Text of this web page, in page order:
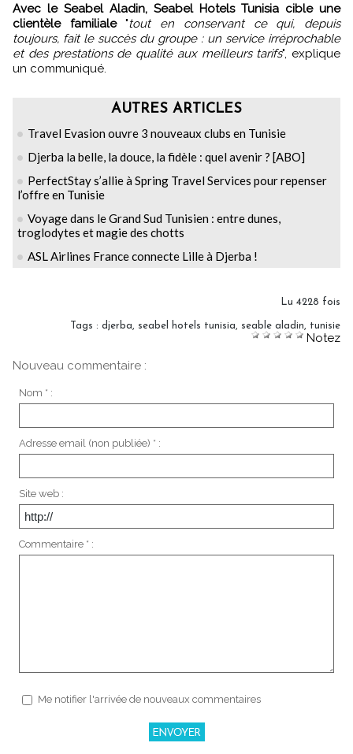
Avec le Seabel Aladin, Seabel Hotels Tunisia cible une
clientèle familiale"tout en conservant ce qui, depuis
toujours, fait le succès du groupe : un service irréprochable
et des prestations de qualité aux meilleurs tarifs", explique
un communiqué.
AUTRES ARTICLES
Travel Evasion ouvre 3 nouveaux clubs en Tunisie
Djerba la belle, la douce, la fidèle : quel avenir ? [ABO]
PerfectStay s’allie à Spring Travel Services pour repenser
l’offre en Tunisie
Voyage dans le Grand Sud Tunisien : entre dunes,
troglodytes et magie des chotts
ASL Airlines France connecte Lille à Djerba !
Lu 4228 fois
Tags : djerba seabel hotels tunisia seable aladin tunisie
Notez
Nouveau commentaire :
Nom * :
Adresse email (non publiée) * :
Site web :
Commentaire * :
Me notifier l'arrivée de nouveaux commentaires